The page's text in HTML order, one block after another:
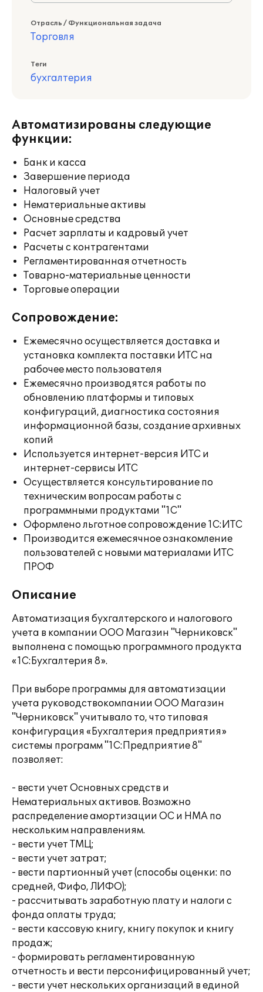
Отрасль / Функциональная задача
Торговля
Теги
бухгалтерия
Автоматизированы следующие
функции:
Банк и касса
Завершение периода
Налоговый учет
Нематериальные активы
Основные средства
Расчет зарплаты и кадровый учет
Расчеты с контрагентами
Регламентированная отчетность
Товарно-материальные ценности
Торговые операции
Сопровождение:
Ежемесячно осуществляется доставка и
установка комплекта поставки ИТС на
рабочее место пользователя
Ежемесячно производятся работы по
обновлению платформы и типовых
конфигураций, диагностика состояния
информационной базы, создание архивных
копий
Используется интернет-версия ИТС и
интернет-сервисы ИТС
Осуществляется консультирование по
техническим вопросам работы с
программными продуктами "1С"
Оформлено льготное сопровождение 1С:ИТС
Производится ежемесячное ознакомление
пользователей с новыми материалами ИТС
ПРОФ
Описание
Автоматизация бухгалтерского и налогового
учета в компании ООО Магазин "Черниковск"
выполнена с помощью программного продукта
«1С:Бухгалтерия 8».
При выборе программы для автоматизации
учета руководствокомпании ООО Магазин
"Черниковск" учитывало то, что типовая
конфигурация «Бухгалтерия предприятия»
системы программ "1С:Предприятие 8"
позволяет:
- вести учет Основных средств и
Нематериальных активов. Возможно
распределение амортизации ОС и НМА по
нескольким направлениям.
- вести учет ТМЦ;
- вести учет затрат;
- вести партионный учет (способы оценки: по
средней, Фифо, ЛИФО);
- рассчитывать заработную плату и налоги с
фонда оплаты труда;
- вести кассовую книгу, книгу покупок и книгу
продаж;
- формировать регламентированную
отчетность и вести персонифицированный учет;
- вести учет нескольких организаций в единой